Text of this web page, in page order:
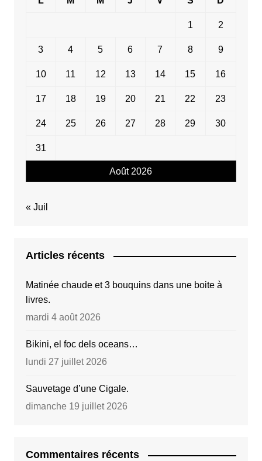
Août 2026
1 2
3 4 5 6 7 8 9
10 11 12 13 14 15 16
17 18 19 20 21 22 23
24 25 26 27 28 29 30
31
« Juil
Articles récents
Matinée chaude et 3 bouquins dans une boite à
livres.
mardi 4 août 2026
Bikini, el foc dels oceans…
lundi 27 juillet 2026
Sauvetage d’une Cigale.
dimanche 19 juillet 2026
Commentaires récents